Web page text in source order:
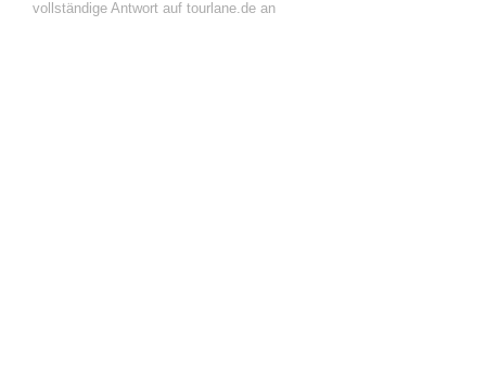
vollständige Antwort auf tourlane.de an